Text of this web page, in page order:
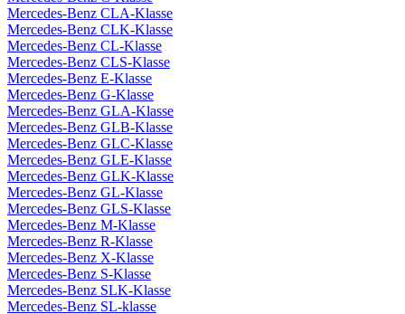
Mercedes-Benz CLA-Klasse
Mercedes-Benz CLK-Klasse
Mercedes-Benz CL-Klasse
Mercedes-Benz CLS-Klasse
Mercedes-Benz E-Klasse
Mercedes-Benz G-Klasse
Mercedes-Benz GLA-Klasse
Mercedes-Benz GLB-Klasse
Mercedes-Benz GLC-Klasse
Mercedes-Benz GLE-Klasse
Mercedes-Benz GLK-Klasse
Mercedes-Benz GL-Klasse
Mercedes-Benz GLS-Klasse
Mercedes-Benz M-Klasse
Mercedes-Benz R-Klasse
Mercedes-Benz X-Klasse
Mercedes-Benz S-Klasse
Mercedes-Benz SLK-Klasse
Mercedes-Benz SL-klasse